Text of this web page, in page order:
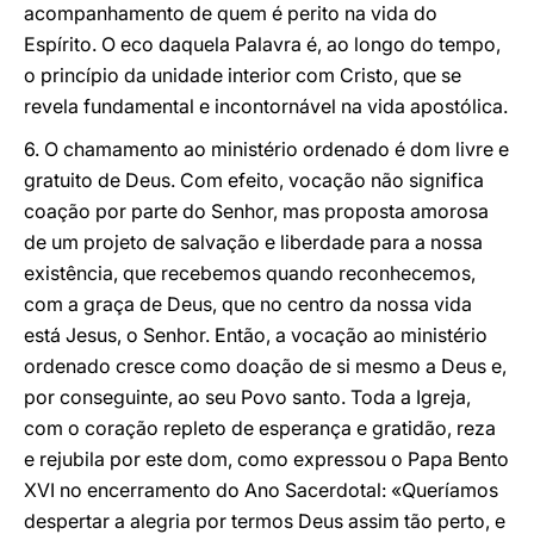
acompanhamento de quem é perito na vida do
Espírito. O eco daquela Palavra é, ao longo do tempo,
o princípio da unidade interior com Cristo, que se
revela fundamental e incontornável na vida apostólica.
6. O chamamento ao ministério ordenado é dom livre e
gratuito de Deus. Com efeito, vocação não significa
coação por parte do Senhor, mas proposta amorosa
de um projeto de salvação e liberdade para a nossa
existência, que recebemos quando reconhecemos,
com a graça de Deus, que no centro da nossa vida
está Jesus, o Senhor. Então, a vocação ao ministério
ordenado cresce como doação de si mesmo a Deus e,
por conseguinte, ao seu Povo santo. Toda a Igreja,
com o coração repleto de esperança e gratidão, reza
e rejubila por este dom, como expressou o Papa Bento
XVI no encerramento do Ano Sacerdotal: «Queríamos
despertar a alegria por termos Deus assim tão perto, e